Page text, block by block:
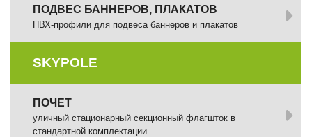
ПОДВЕС БАННЕРОВ, ПЛАКАТОВ
ПВХ-профили для подвеса баннеров и плакатов
SKYPOLE
ПОЧЕТ
уличный стационарный секционный флагшток в
стандартной комплектации